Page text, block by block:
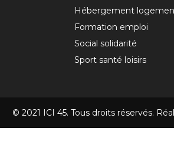
Hébergement
Formation emploi
Social solidarité
Sport santé loisirs
© 2021 ICI 45. Tous droits réservés.